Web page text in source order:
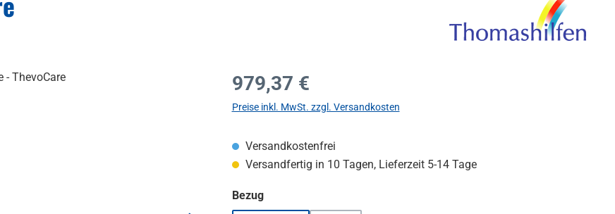
Regulärer Preis:
979,37 €
Preise inkl. MwSt. zzgl. Versandkosten
Versandkostenfrei
Versandfertig in 10 Tagen, Lieferzeit 5-14 Tage
Bezugauswählen